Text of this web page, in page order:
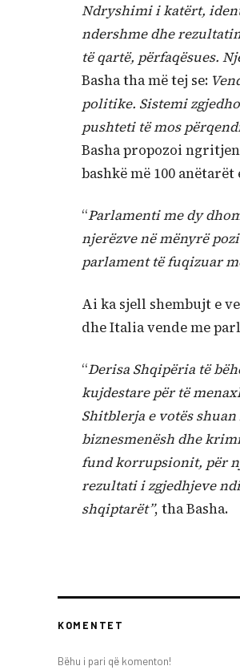
Ndryshimi i katërt,
ndershme dhe
të qartë, përfaqësues.
Basha tha më tej se:
politike. Sistemi
pushteti të mos
Basha propozoi
bashkë më 100
“Parlamenti me dy
njerëzve në mënyrë
parlament të fuqizuar
Ai ka sjell shembujt e
dhe Italia vende me
“Derisa Shqipëria të
kujdestare për të
Shitblerja e votës
biznesmenësh dhe
fund korrupsionit, për
rezultati i zgjedhjeve
shqiptarët”, tha Basha.
KOMENTET
Bëhu i pari që komenton!